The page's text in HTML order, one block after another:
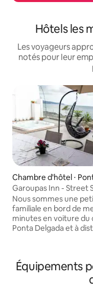
Hôtels les
Les voyageurs
notés pour leur
Chambre d'hôtel ⋅
a
Garoupas Inn - Street
Nous sommes une
familiale en bord de
minutes en voiture du
Ponta Delgada et à
climatisation, de la
des ports USB de
bain privées.
jacuzzi sur la terrasse
Équipements